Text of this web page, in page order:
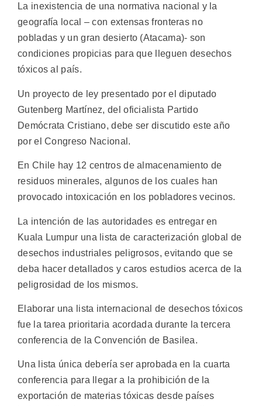
La inexistencia de una normativa nacional y la
geografía local – con extensas fronteras no
pobladas y un gran desierto (Atacama)- son
condiciones propicias para que lleguen desechos
tóxicos al país.
Un proyecto de ley presentado por el diputado
Gutenberg Martínez, del oficialista Partido
Demócrata Cristiano, debe ser discutido este año
por el Congreso Nacional.
En Chile hay 12 centros de almacenamiento de
residuos minerales, algunos de los cuales han
provocado intoxicación en los pobladores vecinos.
La intención de las autoridades es entregar en
Kuala Lumpur una lista de caracterización global de
desechos industriales peligrosos, evitando que se
deba hacer detallados y caros estudios acerca de la
peligrosidad de los mismos.
Elaborar una lista internacional de desechos tóxicos
fue la tarea prioritaria acordada durante la tercera
conferencia de la Convención de Basilea.
Una lista única debería ser aprobada en la cuarta
conferencia para llegar a la prohibición de la
exportación de materias tóxicas desde países